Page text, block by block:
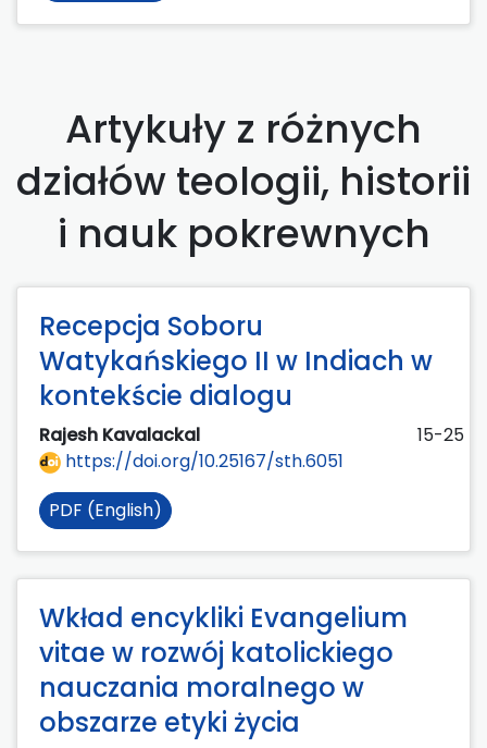
Artykuły z różnych
działów teologii, historii
i nauk pokrewnych
Recepcja Soboru
Watykańskiego II w Indiach w
kontekście dialogu
Rajesh Kavalackal
15-25
https://doi.org/10.25167/sth.6051
PDF (English)
Wkład encykliki Evangelium
vitae w rozwój katolickiego
nauczania moralnego w
obszarze etyki życia